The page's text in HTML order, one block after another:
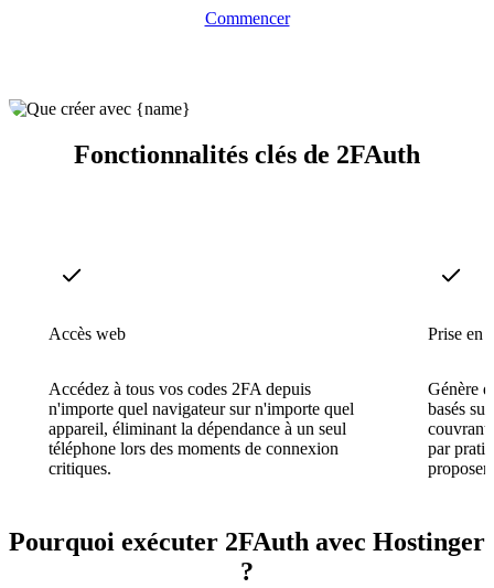
Commencer
Fonctionnalités clés de 2FAuth
Accès web
Accédez à tous vos codes 2FA depuis
n'importe quel navigateur sur n'importe quel
appareil, éliminant la dépendance à un seul
téléphone lors des moments de connexion
critiques.
Prise en
Génère
basés
couvrant
par
Pourquoi exécuter 2FAuth avec Hostinger
?